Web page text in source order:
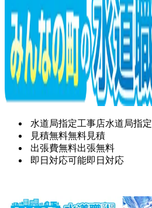
水道局指定工事店水道局指定
見積無料無料見積
出張費無料出張無料
即日対応可能即日対応